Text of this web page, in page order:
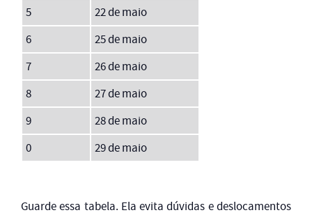
5
22 de maio
6
25 de maio
7
26 de maio
8
27 de maio
9
28 de maio
0
29 de maio
Guarde essa tabela. Ela evita dúvidas e deslocamentos